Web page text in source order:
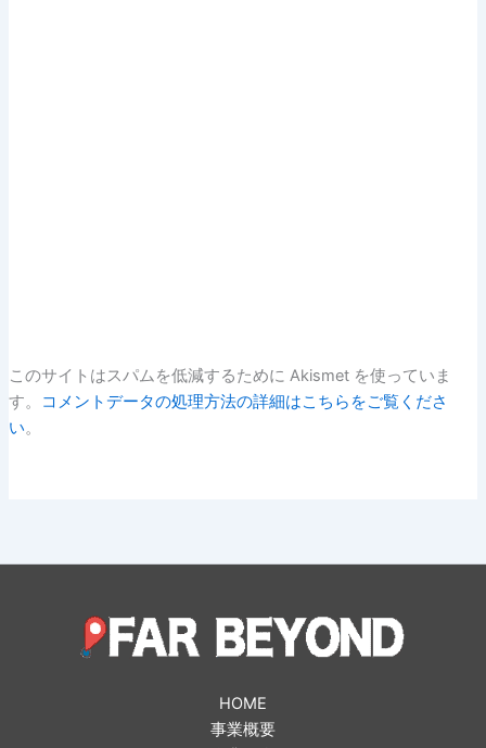
このサイトはスパムを低減するために Akismet を使っていま
す。
コメントデータの処理方法の詳細はこちらをご覧くださ
い。
HOME
事業概要